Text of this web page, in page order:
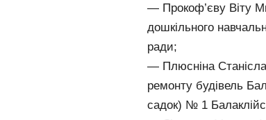
— Прокоф’єву Віту
дошкільного
ради;
— Плюсніна
ремонту будівель
садок) № 1